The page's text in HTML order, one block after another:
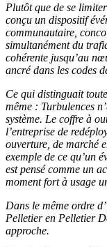
Plutôt que de se
conçu un dispositif
communautaire,
simultanément du
cohérente jusqu’au
ancré dans les codes
Ce qui distinguait
même : Turbulences
système. Le coffre à
l’entreprise de
ouverture, de marché
exemple de ce qu’un
est pensé comme un
moment fort à usage
Dans le même ordre
Pelletier en Pelletier
approche.